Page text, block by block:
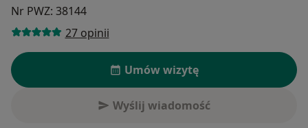
Nr PWZ: 38144
27 opinii
Umów wizytę
Wyślij wiadomość